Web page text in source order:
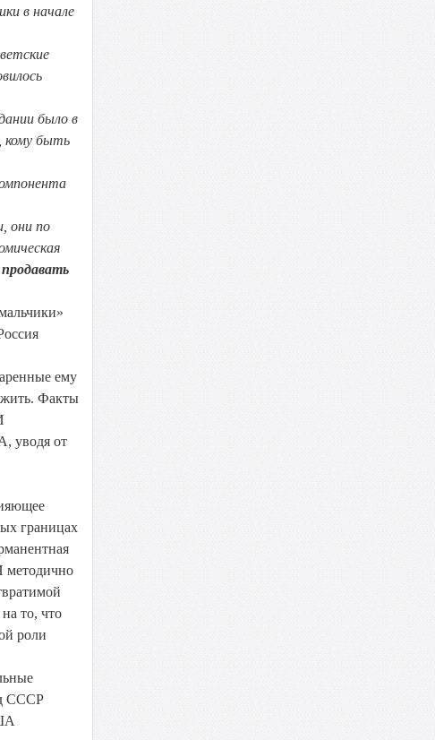
в начале
было в
кому быть
они по
ему
Факты
уводя от
границах
то, что
роли
СССР